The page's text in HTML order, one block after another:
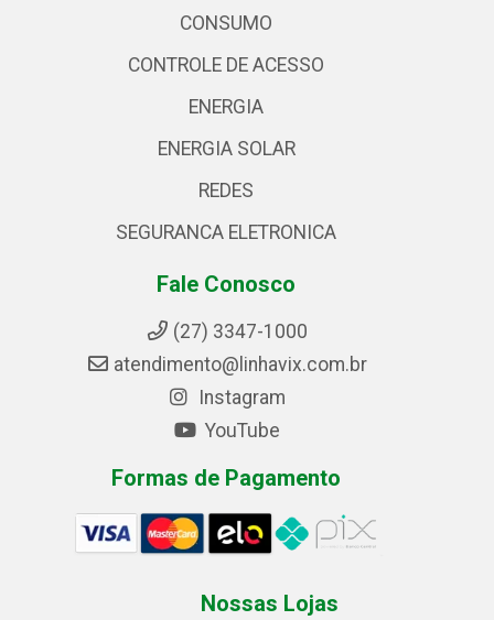
CONSUMO
CONTROLE DE ACESSO
ENERGIA
ENERGIA SOLAR
REDES
SEGURANCA ELETRONICA
Fale Conosco
(27) 3347-1000
atendimento@linhavix.com.br
Instagram
YouTube
Formas de Pagamento
Nossas Lojas